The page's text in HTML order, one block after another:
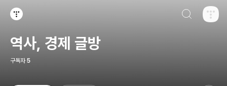
역사, 경제 글방
구독자 5